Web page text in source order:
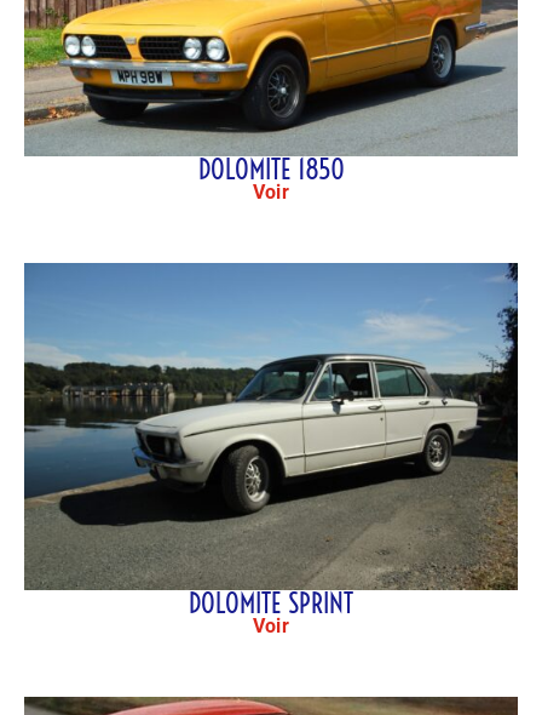
DOLOMITE 1850
Voir
DOLOMITE SPRINT
Voir